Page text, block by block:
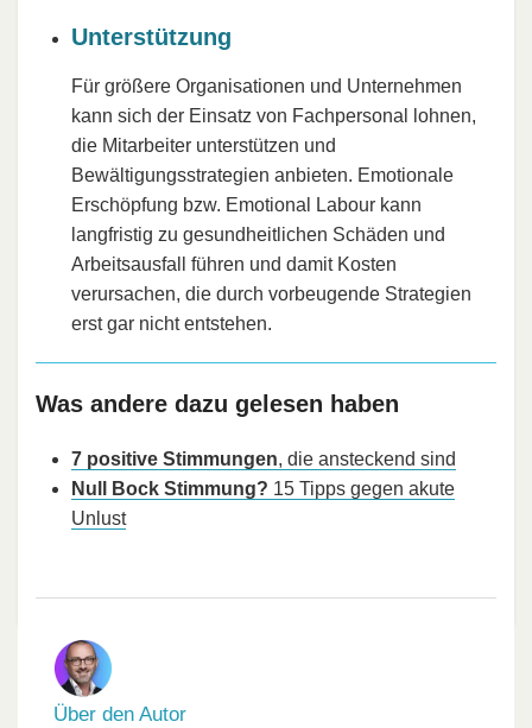
Unterstützung
Für größere Organisationen und Unternehmen
kann sich der Einsatz von Fachpersonal lohnen,
die Mitarbeiter unterstützen und
Bewältigungsstrategien anbieten. Emotionale
Erschöpfung bzw. Emotional Labour kann
langfristig zu gesundheitlichen Schäden und
Arbeitsausfall führen und damit Kosten
verursachen, die durch vorbeugende Strategien
erst gar nicht entstehen.
Was andere dazu gelesen haben
7 positive Stimmungen, die ansteckend sind
Null Bock Stimmung? 15 Tipps gegen akute
Unlust
Über den Autor